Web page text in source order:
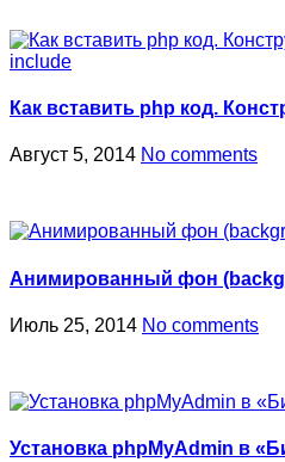
Как вставить php код.
Август 5, 2014 No comments
Анимированный фон
Июль 25, 2014 No comments
Установка phpMyAdmin в